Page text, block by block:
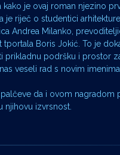
je ovaj roman njezino
riječ o studentici
Andrea Milanko,
Boris Jokić. To je
podršku i prostor
veseli rad s novim
da i ovom nagradom
njihovu izvrsnost.